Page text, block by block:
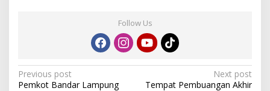
Follow Us
P
Previous post
Pemkot Bandar Lampung
Next post
Tempat Pembuangan Akhir